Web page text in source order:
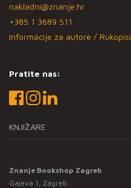
nakladni@znanje.hr
+385 1 3689 511
Informacije za autore / Rukopisi
Pratite nas:
KNJIŽARE
Znanje Bookshop Zagreb
Gajeva 1, Zagreb